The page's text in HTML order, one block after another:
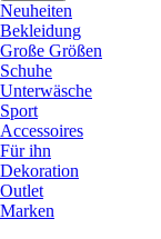
Neuheiten
Bekleidung
Große Größen
Schuhe
Unterwäsche
Sport
Accessoires
Für ihn
Dekoration
Outlet
Marken